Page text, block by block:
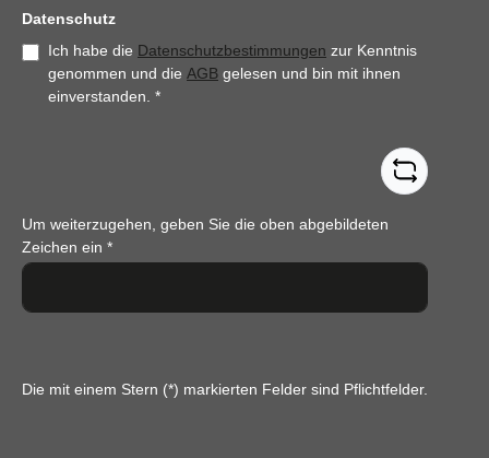
Datenschutz
Ich habe die Datenschutzbestimmungen zur Kenntnis
genommen und die AGB gelesen und bin mit ihnen
einverstanden. *
Um weiterzugehen, geben Sie die oben abgebildeten
Zeichen ein *
Die mit einem Stern (*) markierten Felder sind Pflichtfelder.